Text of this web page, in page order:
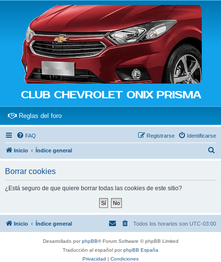
CLUB CHEVROLET ONIX PRISMA
Reglas del foro(Opens a new tab)
FAQ Identificarse
Registrarse
Inicio Índice general
Borrar cookies
¿Está seguro de que quiere borrar todas las cookies de este sitio?
Inicio Índice general Todos los horarios son UTC-03:00
Desarrollado porphpBB® Forum Software © phpBB Limited
Traducción al español porphpBB España
Privacidad | Condiciones